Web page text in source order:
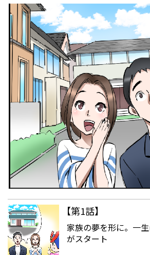
【第1話】
家族の夢を形に。一
がスタート